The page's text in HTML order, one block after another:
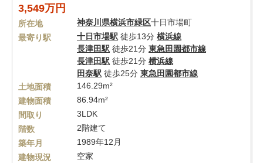
3,549万円
所在地 神奈川県横浜市緑区十日市場町
最寄り駅
十日市場駅 徒歩13分 横浜線
長津田駅 徒歩21分 東急田園都市線
長津田駅 徒歩21分 横浜線
田奈駅 徒歩25分 東急田園都市線
土地面積
146.29m²
建物面積
86.94m²
間取り
3LDK
階数
2階建て
築年月
1989年12月
建物現況
空家